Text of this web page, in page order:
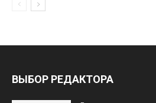
ВЫБОР РЕДАКТОРА